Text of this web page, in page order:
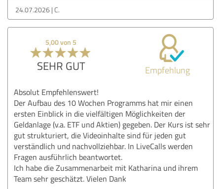
24.07.2026 C.
5,00 von 5
SEHR GUT Empfehlung
Absolut Empfehlenswert!
Der Aufbau des 10 Wochen Programms hat mir einen
ersten Einblick in die vielfältigen Möglichkeiten der
Geldanlage (v.a. ETF und Aktien) gegeben. Der Kurs ist sehr
gut strukturiert, die Videoinhalte sind für jeden gut
verständlich und nachvollziehbar. In LiveCalls werden
Fragen ausführlich beantwortet.
Ich habe die Zusammenarbeit mit Katharina und ihrem
Team sehr geschätzt. Vielen Dank